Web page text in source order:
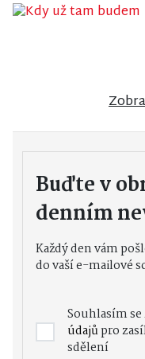
Buďte v
denním
Každý den vám
do vaší e-mailové
Souhlasím se
údajůpro
sdělení